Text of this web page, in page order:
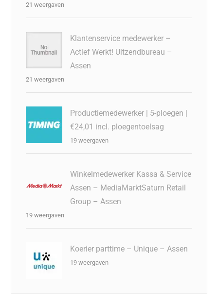
21 weergaven
Klantenservice medewerker –
Actief Werkt! Uitzendbureau –
Assen
21 weergaven
Productiemedewerker | 5-ploegen |
€24,01 incl. ploegentoelsag
19 weergaven
Winkelmedewerker Kassa & Service
Assen – MediaMarktSaturn Retail
Group – Assen
19 weergaven
Koerier parttime – Unique – Assen
19 weergaven